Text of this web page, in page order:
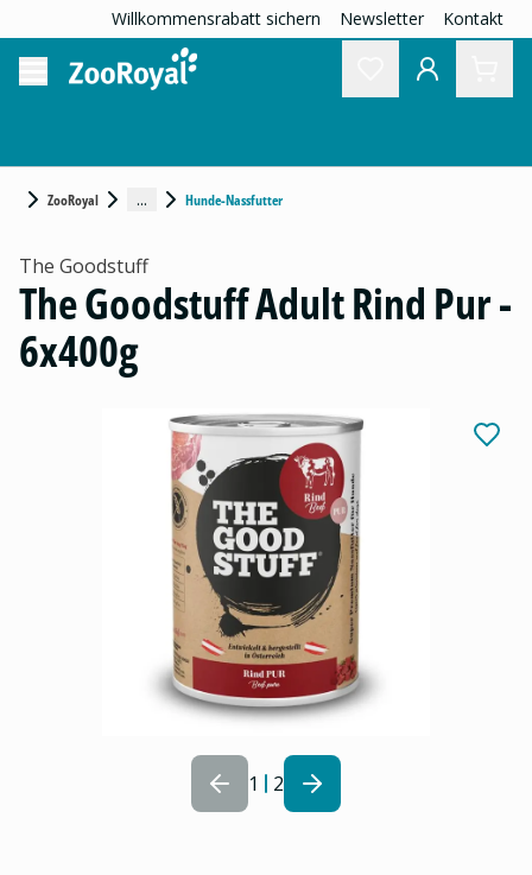
Willkommensrabatt sichern Newsletter Kontakt
ZooRoyal ... Hunde-Nassfutter
1 2
The Goodstuff
The Goodstuff Adult Rind Pur -
6x400g